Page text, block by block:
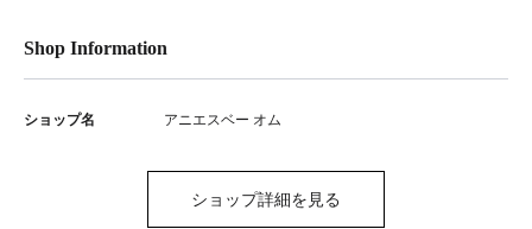
Shop Information
ショップ名 アニエスベー オム
ショップ詳細を見る